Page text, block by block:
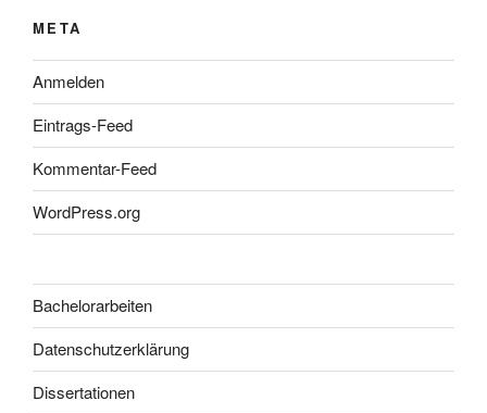
META
Anmelden
Eintrags-Feed
Kommentar-Feed
WordPress.org
Bachelorarbeiten
Datenschutzerklärung
Dissertationen